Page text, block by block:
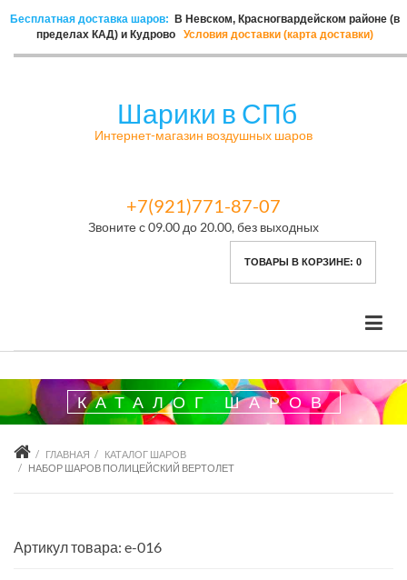
Бесплатная доставка шаров:
В Невском, Красногвардейском районе (в
пределах КАД) и Кудрово
Условия доставки (карта доставки)
Шарики в СПб
Интернет-магазин воздушных шаров
+7(921)771-87-07
Звоните с 09.00 до 20.00, без выходных
ТОВАРЫ В КОРЗИНЕ: 0
КАТАЛОГ ШАРОВ
ГЛАВНАЯ
КАТАЛОГ ШАРОВ
НАБОР ШАРОВ ПОЛИЦЕЙСКИЙ ВЕРТОЛЕТ
Артикул товара: e-016